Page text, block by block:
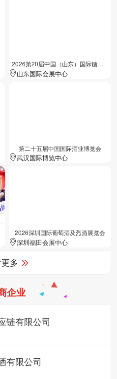
2026第20届中国（山东）国际糖酒食品交易会
山东国际会展中心
第二十五届中国国际酒业博览会
武汉国际博览中心
2026深圳国际葡萄酒及烈酒展览会
深圳福田会展中心
多
企业
链有限公司
有限公司